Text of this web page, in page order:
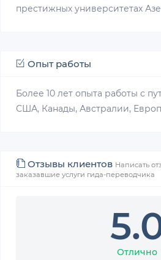
престижных университетах
Опыт работы
Более 10 лет опыта работы с
США, Канады, Австралии,
Отзывы клиентов Написать
заказавшие услуги гида-переводчика
Отлично